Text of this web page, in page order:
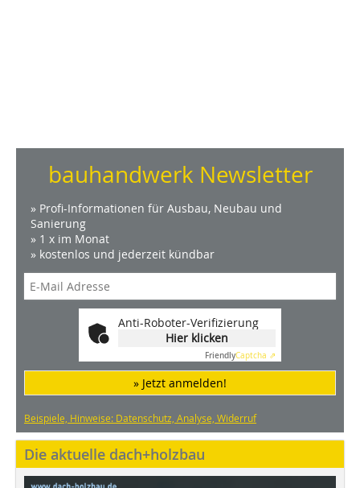
bauhandwerk Newsletter
» Profi-Informationen für Ausbau, Neubau und
Sanierung
» 1 x im Monat
» kostenlos und jederzeit kündbar
Anti-Roboter-Verifizierung
Hier klicken
FriendlyCaptcha ⇗
» Jetzt anmelden!
Beispiele, Hinweise: Datenschutz, Analyse, Widerruf
Die aktuelle dach+holzbau